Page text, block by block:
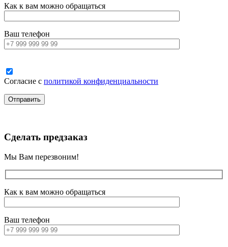
Как к вам можно обращаться
Ваш телефон
Согласие с политикой конфиденциальности
Сделать предзаказ
Мы Вам перезвоним!
Как к вам можно обращаться
Ваш телефон